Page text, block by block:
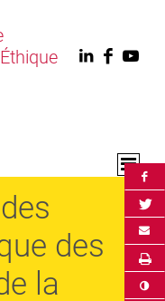
Linkedin
des
la